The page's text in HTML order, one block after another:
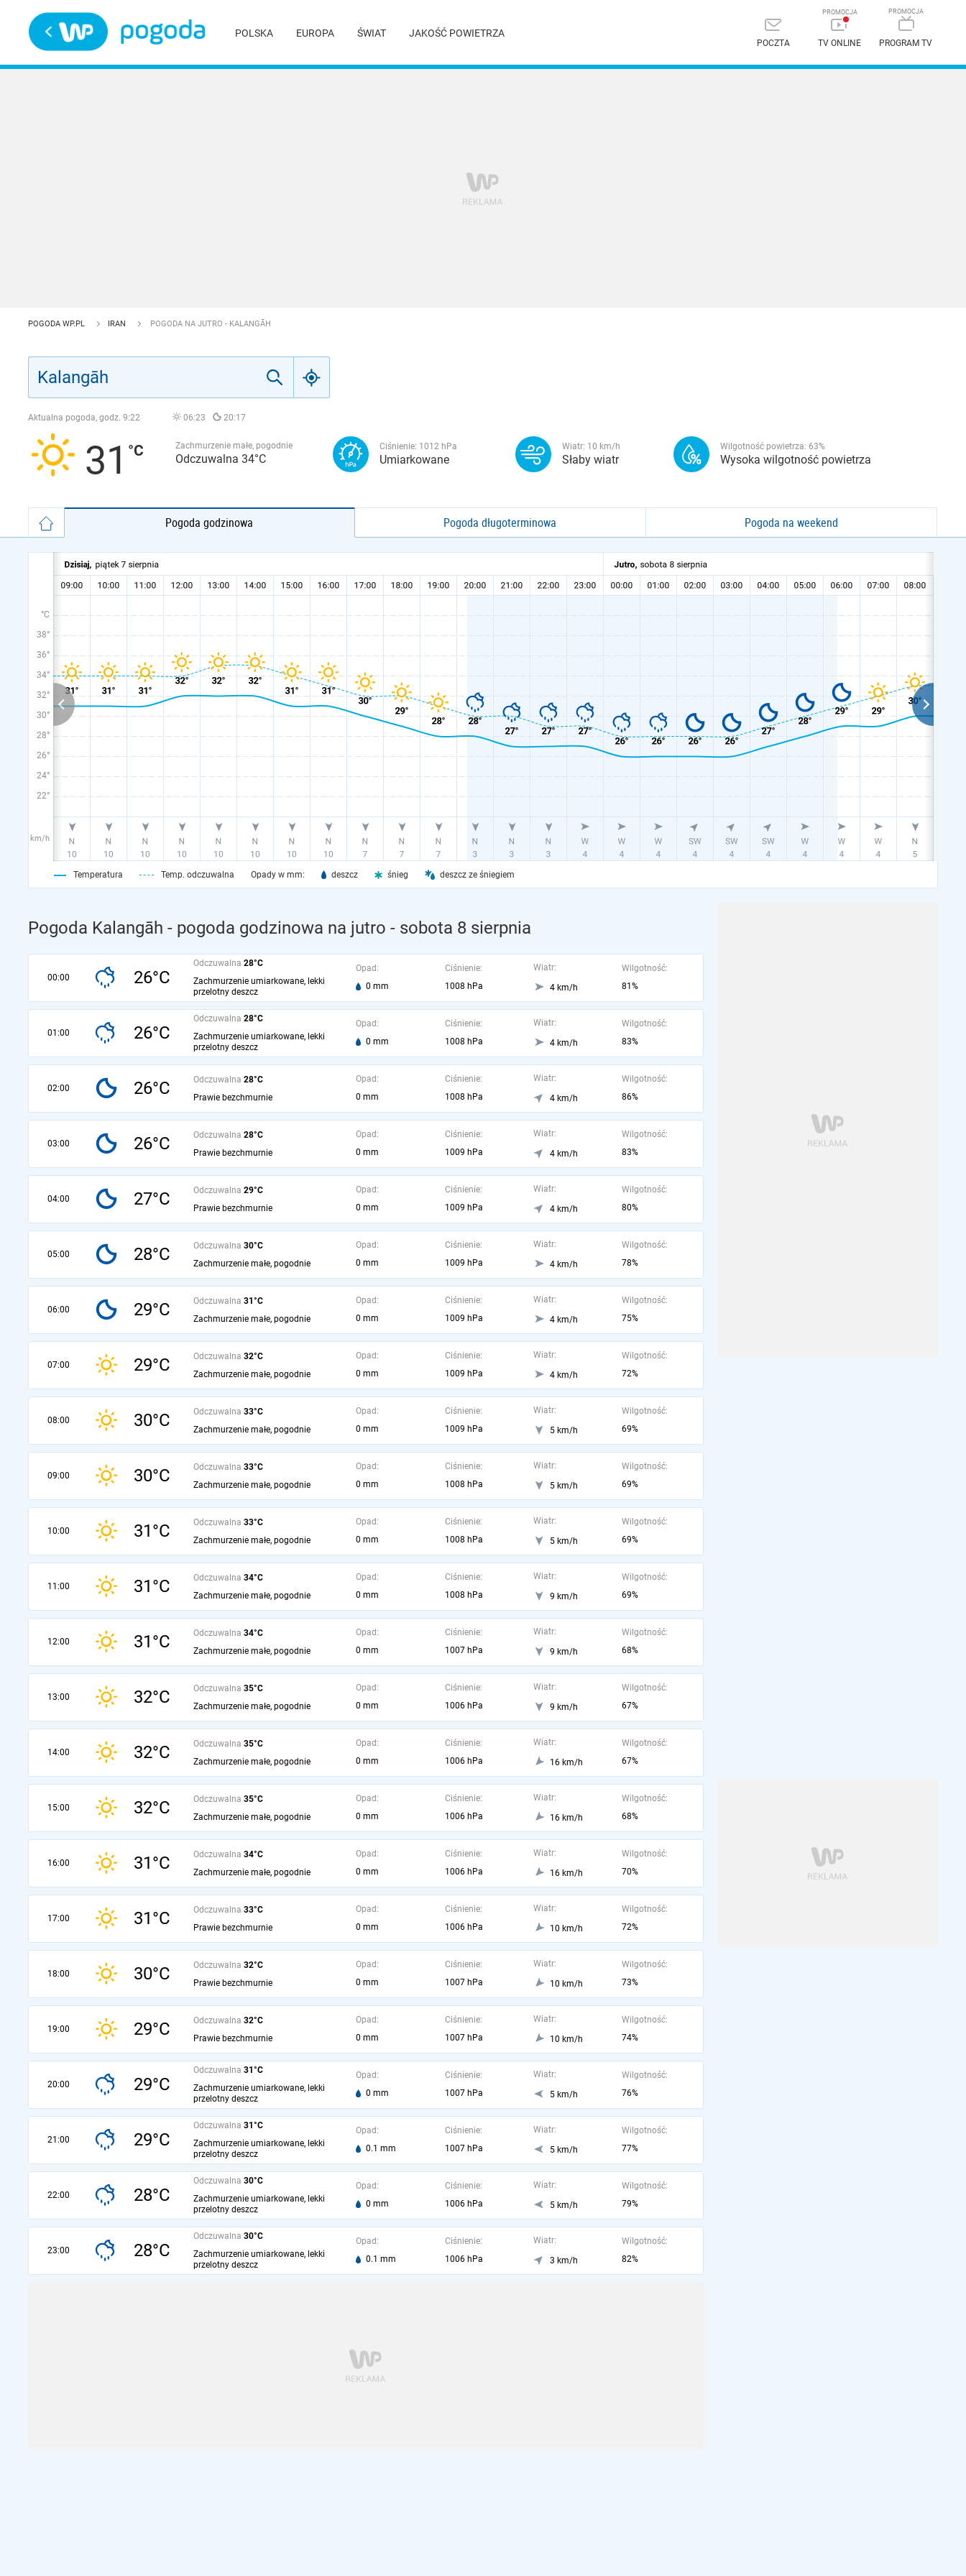
POLSKA EUROPA ŚWIAT JAKOŚĆ POWIETRZA
POCZTA TV ONLINE PROGRAM TV
POGODA WP.PL IRAN POGODA NA JUTRO - KALANGĀH
Aktualna pogoda, godz. 9:22 06:23 20:17
31 Zachmurzenie małe, pogodnie
Odczuwalna 34°C
Ciśnienie: 1012 hPa
Umiarkowane
Wiatr: 10 km/h
Słaby wiatr
Wilgotność powietrza: 63%
Wysoka wilgotność powietrza
Pogoda godzinowa Pogoda długoterminowa Pogoda na weekend
°C
38°
36°
34°
32°
30°
28°
26°
24°
22°
km/h
Temperatura Temp. odczuwalna Opady w mm: deszcz śnieg deszcz ze śniegiem
Pogoda Kalangāh - pogoda godzinowa na jutro - sobota 8 sierpnia
00:00 26°C
Odczuwalna 28°C
Zachmurzenie umiarkowane, lekki
przelotny deszcz
Opad:
0 mm
Ciśnienie:
1008 hPa
Wiatr:
4 km/h
Wilgotność:
81%
01:00 26°C
Odczuwalna 28°C
Zachmurzenie umiarkowane, lekki
przelotny deszcz
Opad:
0 mm
Ciśnienie:
1008 hPa
Wiatr:
4 km/h
Wilgotność:
83%
02:00 26°C Odczuwalna 28°C
Prawie bezchmurnie
Opad:
0 mm
Ciśnienie:
1008 hPa
Wiatr:
4 km/h
Wilgotność:
86%
03:00 26°C Odczuwalna 28°C
Prawie bezchmurnie
Opad:
0 mm
Ciśnienie:
1009 hPa
Wiatr:
4 km/h
Wilgotność:
83%
04:00 27°C Odczuwalna 29°C
Prawie bezchmurnie
Opad:
0 mm
Ciśnienie:
1009 hPa
Wiatr:
4 km/h
Wilgotność:
80%
05:00 28°C Odczuwalna 30°C
Zachmurzenie małe, pogodnie
Opad:
0 mm
Ciśnienie:
1009 hPa
Wiatr:
4 km/h
Wilgotność:
78%
06:00 29°C Odczuwalna 31°C
Zachmurzenie małe, pogodnie
Opad:
0 mm
Ciśnienie:
1009 hPa
Wiatr:
4 km/h
Wilgotność:
75%
07:00 29°C Odczuwalna 32°C
Zachmurzenie małe, pogodnie
Opad:
0 mm
Ciśnienie:
1009 hPa
Wiatr:
4 km/h
Wilgotność:
72%
08:00 30°C Odczuwalna 33°C
Zachmurzenie małe, pogodnie
Opad:
0 mm
Ciśnienie:
1009 hPa
Wiatr:
5 km/h
Wilgotność:
69%
09:00 30°C Odczuwalna 33°C
Zachmurzenie małe, pogodnie
Opad:
0 mm
Ciśnienie:
1008 hPa
Wiatr:
5 km/h
Wilgotność:
69%
10:00 31°C Odczuwalna 33°C
Zachmurzenie małe, pogodnie
Opad:
0 mm
Ciśnienie:
1008 hPa
Wiatr:
5 km/h
Wilgotność:
69%
11:00 31°C Odczuwalna 34°C
Zachmurzenie małe, pogodnie
Opad:
0 mm
Ciśnienie:
1008 hPa
Wiatr:
9 km/h
Wilgotność:
69%
12:00 31°C Odczuwalna 34°C
Zachmurzenie małe, pogodnie
Opad:
0 mm
Ciśnienie:
1007 hPa
Wiatr:
9 km/h
Wilgotność:
68%
13:00 32°C Odczuwalna 35°C
Zachmurzenie małe, pogodnie
Opad:
0 mm
Ciśnienie:
1006 hPa
Wiatr:
9 km/h
Wilgotność:
67%
14:00 32°C Odczuwalna 35°C
Zachmurzenie małe, pogodnie
Opad:
0 mm
Ciśnienie:
1006 hPa
Wiatr:
16 km/h
Wilgotność:
67%
15:00 32°C Odczuwalna 35°C
Zachmurzenie małe, pogodnie
Opad:
0 mm
Ciśnienie:
1006 hPa
Wiatr:
16 km/h
Wilgotność:
68%
16:00 31°C Odczuwalna 34°C
Zachmurzenie małe, pogodnie
Opad:
0 mm
Ciśnienie:
1006 hPa
Wiatr:
16 km/h
Wilgotność:
70%
17:00 31°C Odczuwalna 33°C
Prawie bezchmurnie
Opad:
0 mm
Ciśnienie:
1006 hPa
Wiatr:
10 km/h
Wilgotność:
72%
18:00 30°C Odczuwalna 32°C
Prawie bezchmurnie
Opad:
0 mm
Ciśnienie:
1007 hPa
Wiatr:
10 km/h
Wilgotność:
73%
19:00 29°C Odczuwalna 32°C
Prawie bezchmurnie
Opad:
0 mm
Ciśnienie:
1007 hPa
Wiatr:
10 km/h
Wilgotność:
74%
20:00 29°C
Odczuwalna 31°C
Zachmurzenie umiarkowane, lekki
przelotny deszcz
Opad:
0 mm
Ciśnienie:
1007 hPa
Wiatr:
5 km/h
Wilgotność:
76%
21:00 29°C
Odczuwalna 31°C
Zachmurzenie umiarkowane, lekki
przelotny deszcz
Opad:
0.1 mm
Ciśnienie:
1007 hPa
Wiatr:
5 km/h
Wilgotność:
77%
22:00 28°C
Odczuwalna 30°C
Zachmurzenie umiarkowane, lekki
przelotny deszcz
Opad:
0 mm
Ciśnienie:
1006 hPa
Wiatr:
5 km/h
Wilgotność:
79%
23:00 28°C
Odczuwalna 30°C
Zachmurzenie umiarkowane, lekki
przelotny deszcz
Opad:
0.1 mm
Ciśnienie:
1006 hPa
Wiatr:
3 km/h
Wilgotność:
82%